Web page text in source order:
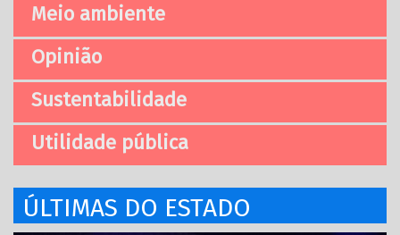
Meio ambiente
Opinião
Sustentabilidade
Utilidade pública
ÚLTIMAS DO ESTADO